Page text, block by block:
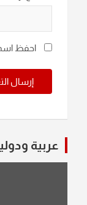
احفظ
عربية